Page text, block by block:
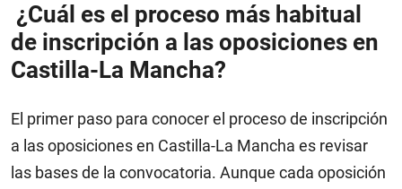
¿Cuál es el proceso más habitual
de inscripción a las oposiciones en
Castilla-La Mancha?
El primer paso para conocer el proceso de inscripción
a las oposiciones en Castilla-La Mancha es revisar
las bases de la convocatoria. Aunque cada oposición